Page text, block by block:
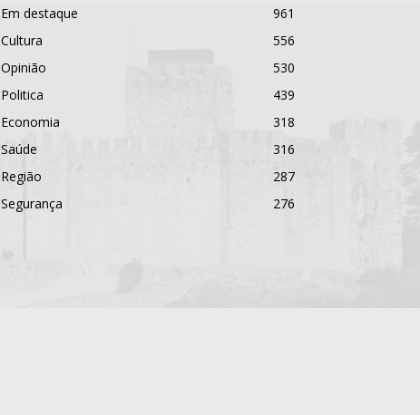
Em destaque
961
Cultura
556
Opinião
530
Politica
439
Economia
318
Saúde
316
Região
287
Segurança
276